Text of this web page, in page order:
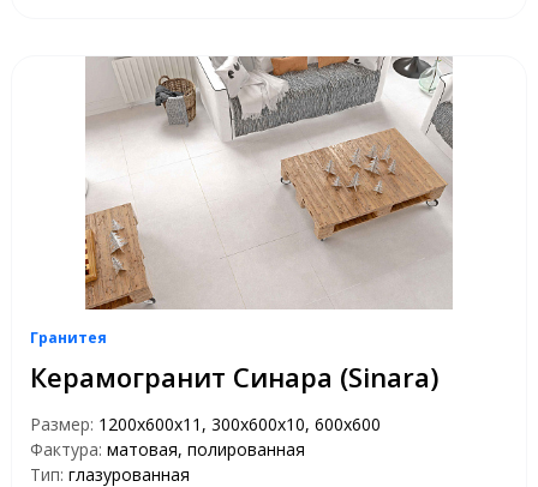
Гранитея
Керамогранит Синара (Sinara)
Размер: 1200х600х11, 300х600х10, 600х600
Фактура: матовая, полированная
Тип: глазурованная